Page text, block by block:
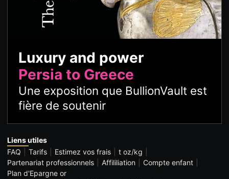
Luxury and power
Persia to Greece
Une exposition que BullionVault est
fière de soutenir
Liens utiles
FAQ
Tarifs Estimez vos frais
t oz/kg
Partenariat professionnels
Affililiation
Compte enfant
Plan d'Epargne or